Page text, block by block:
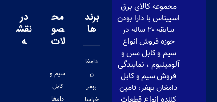
مجموعه کالای برق
اسپیناس با دارا بودن
سابقه ۲۰ ساله در
حوزه فروش انواع
سیم و کابل مس و
آلومینیوم ، نمایندگی
فروش سیم و کابل
دامغان بهفر، تامین
برند
ها
دامغا
ن
بهفر
خراسا
مح
صو
لات
سیم و
کابل
دامغا
در
نقش
ه